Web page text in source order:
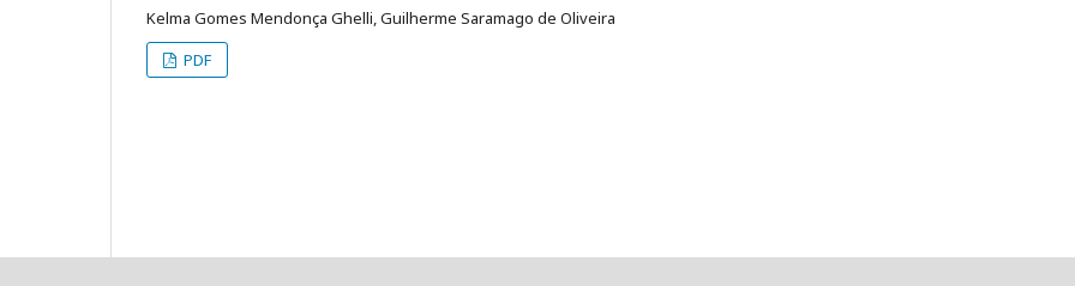
Kelma Gomes Mendonça Ghelli, Guilherme Saramago de Oliveira
PDF